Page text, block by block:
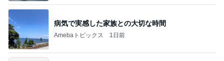
病気で実感した家族との大切な時間
Amebaトピックス 1日前